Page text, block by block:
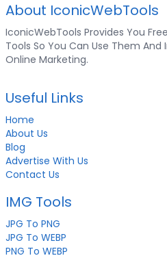
About IconicWebTools
IconicWebTools Provides You
Tools So You Can Use Them And
Online Marketing.
Useful Links
Home
About Us
Blog
Advertise With Us
Contact Us
IMG Tools
JPG To PNG
JPG To WEBP
PNG To WEBP